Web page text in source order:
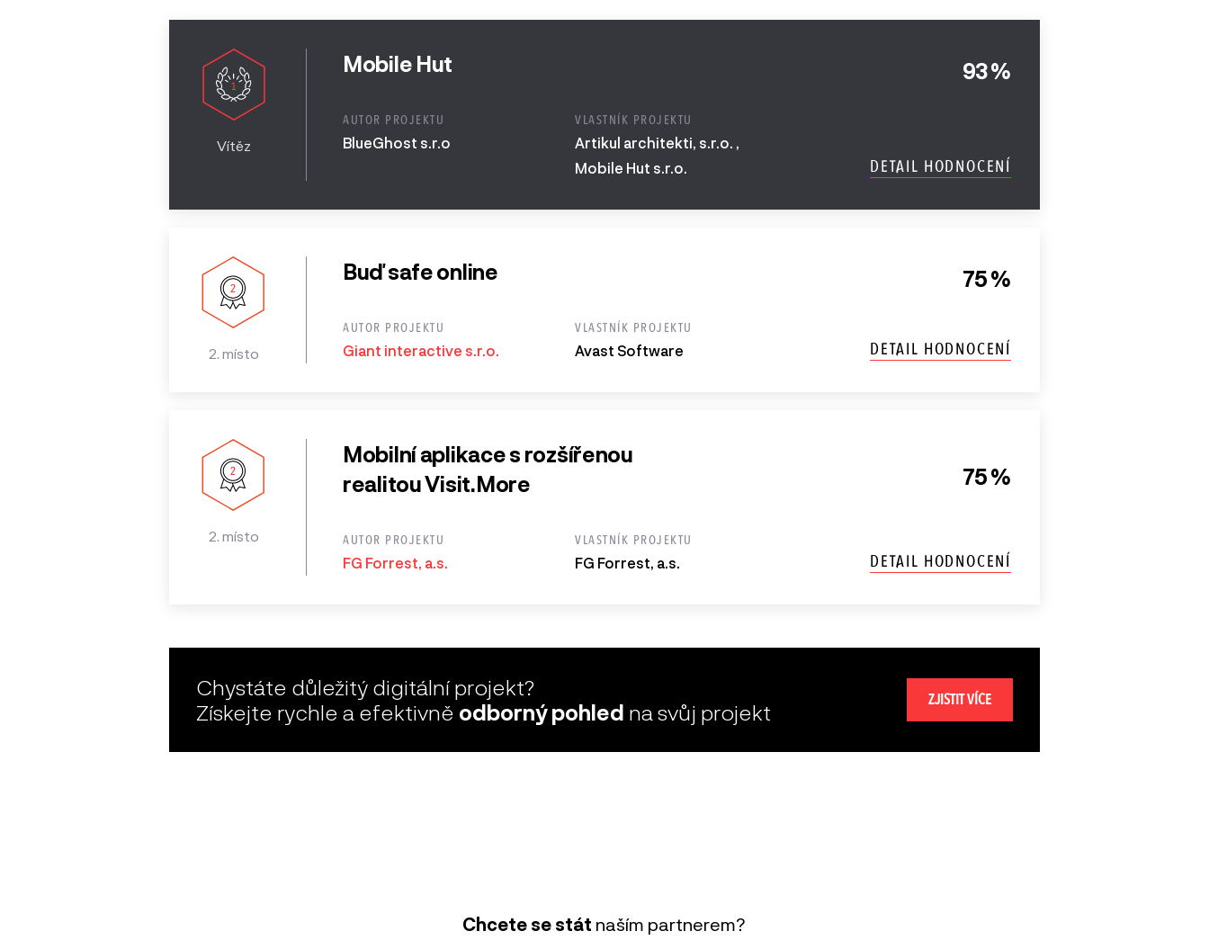
2013 a starší
Vítěz
Mobile Hut 93 %
AUTOR PROJEKTU
BlueGhost s.r.o
VLASTNÍK PROJEKTU
Artikul architekti, s.r.o. ,
Mobile Hut s.r.o.
DETAIL HODNOCENÍ
2. místo
Buď safe online 75 %
AUTOR PROJEKTU
Giant interactive s.r.o.
VLASTNÍK PROJEKTU
Avast Software DETAIL HODNOCENÍ
2. místo
Mobilní aplikace s rozšířenou
realitou Visit.More
75 %
AUTOR PROJEKTU
FG Forrest, a.s.
VLASTNÍK PROJEKTU
FG Forrest, a.s. DETAIL HODNOCENÍ
Chystáte důležitý digitální projekt?
Získejte rychle a efektivně odborný pohled na svůj projekt ZJISTIT VÍCE
Chcete se stát naším partnerem?